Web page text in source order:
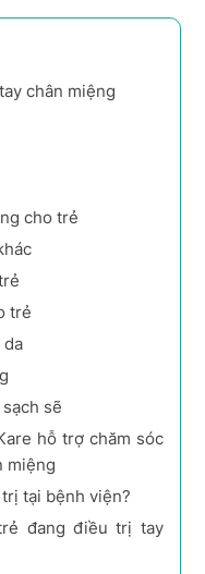
chân miệng
cho trẻ
trẻ
da
sẽ
hỗ trợ chăm sóc
miệng
tại bệnh viện?
đang điều trị tay